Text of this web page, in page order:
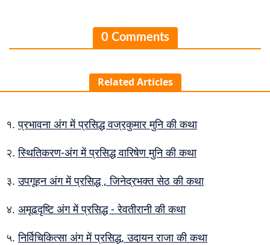
0 Comments
Related Articles
प्रभावना अंग में प्रसिद्ध वज्रकुमार मुनि की कथा
स्थितिकरण-अंग में प्रसिद्ध वारिषेण मुनि की कथा
उपगूहन अंग में प्रसिद्ध , जिनेद्रभक्त सेठ की कथा
अमूढदृष्टि अंग में प्रसिद्ध - रेवतीरानी की कथा
निर्विचिकित्सा अंग में प्रसिद्ध, उदायन राजा की कथा